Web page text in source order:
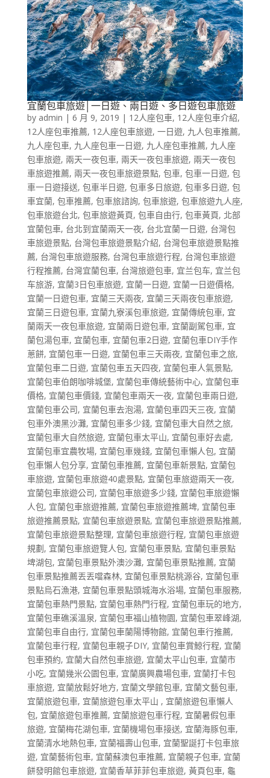
宜蘭包車旅遊│一日遊、兩日遊、多日遊包車旅遊
by admin | 6 月 9, 2019 | 12人座包車, 12人座包車介紹,
12人座包車推薦, 12人座包車旅遊, 一日遊, 九人包車推薦,
九人座包車, 九人座包車一日遊, 九人座包車推薦, 九人座
包車旅遊, 兩天一夜包車, 兩天一夜包車旅遊, 兩天一夜包
車旅遊推薦, 兩天一夜包車旅遊景點, 包車, 包車一日遊, 包
車一日遊接送, 包車半日遊, 包車多日旅遊, 包車多日遊, 包
車宜蘭, 包車推薦, 包車旅諮詢, 包車旅遊, 包車旅遊九人座,
包車旅遊台北, 包車旅遊黃頁, 包車自由行, 包車黃頁, 北部
宜蘭包車, 台北到宜蘭兩天一夜, 台北宜蘭一日遊, 台灣包
車旅遊景點, 台灣包車旅遊景點介紹, 台灣包車旅遊景點推
薦, 台灣包車旅遊服務, 台灣包車旅遊行程, 台灣包車旅遊
行程推薦, 台灣宜蘭包車, 台灣旅遊包車, 宜兰包车, 宜兰包
车旅游, 宜蘭3日包車旅遊, 宜蘭一日遊, 宜蘭一日遊價格,
宜蘭一日遊包車, 宜蘭三天兩夜, 宜蘭三天兩夜包車旅遊,
宜蘭三日遊包車, 宜蘭九寮溪包車旅遊, 宜蘭傳統包車, 宜
蘭兩天一夜包車旅遊, 宜蘭兩日遊包車, 宜蘭副駕包車, 宜
蘭包湯包車, 宜蘭包車, 宜蘭包車2日遊, 宜蘭包車DIY手作
蔥餅, 宜蘭包車一日遊, 宜蘭包車三天兩夜, 宜蘭包車之旅,
宜蘭包車二日遊, 宜蘭包車五天四夜, 宜蘭包車人氣景點,
宜蘭包車伯朗咖啡城堡, 宜蘭包車傳統藝術中心, 宜蘭包車
價格, 宜蘭包車價錢, 宜蘭包車兩天一夜, 宜蘭包車兩日遊,
宜蘭包車公司, 宜蘭包車去泡湯, 宜蘭包車四天三夜, 宜蘭
包車外澳黑沙灘, 宜蘭包車多少錢, 宜蘭包車大自然之旅,
宜蘭包車大自然旅遊, 宜蘭包車太平山, 宜蘭包車好去處,
宜蘭包車宜農牧場, 宜蘭包車幾錢, 宜蘭包車懶人包, 宜蘭
包車懶人包分享, 宜蘭包車推薦, 宜蘭包車新景點, 宜蘭包
車旅遊, 宜蘭包車旅遊40處景點, 宜蘭包車旅遊兩天一夜,
宜蘭包車旅遊公司, 宜蘭包車旅遊多少錢, 宜蘭包車旅遊懶
人包, 宜蘭包車旅遊推薦, 宜蘭包車旅遊推薦埤, 宜蘭包車
旅遊推薦景點, 宜蘭包車旅遊景點, 宜蘭包車旅遊景點推薦,
宜蘭包車旅遊景點整理, 宜蘭包車旅遊行程, 宜蘭包車旅遊
規劃, 宜蘭包車旅遊覽人包, 宜蘭包車景點, 宜蘭包車景點
埤湖包, 宜蘭包車景點外澳沙灘, 宜蘭包車景點推薦, 宜蘭
包車景點推薦丟丟噹森林, 宜蘭包車景點桃源谷, 宜蘭包車
景點烏石漁港, 宜蘭包車景點頭城海水浴場, 宜蘭包車服務,
宜蘭包車熱門景點, 宜蘭包車熱門行程, 宜蘭包車玩的地方,
宜蘭包車礁溪溫泉, 宜蘭包車福山植物園, 宜蘭包車翠峰湖,
宜蘭包車自由行, 宜蘭包車蘭陽博物館, 宜蘭包車行推薦,
宜蘭包車行程, 宜蘭包車親子DIY, 宜蘭包車賞鯨行程, 宜蘭
包車預約, 宜蘭大自然包車旅遊, 宜蘭太平山包車, 宜蘭市
小吃, 宜蘭幾米公園包車, 宜蘭廣興農場包車, 宜蘭打卡包
車旅遊, 宜蘭放鬆好地方, 宜蘭文學館包車, 宜蘭文藝包車,
宜蘭旅遊包車, 宜蘭旅遊包車太平山 , 宜蘭旅遊包車懶人
包, 宜蘭旅遊包車推薦, 宜蘭旅遊包車行程, 宜蘭暑假包車
旅遊, 宜蘭梅花湖包車, 宜蘭機場包車接送, 宜蘭海豚包車,
宜蘭清水地熱包車, 宜蘭福壽山包車, 宜蘭聖誕打卡包車旅
遊, 宜蘭藝術包車, 宜蘭蘇澳包車推薦, 宜蘭親子包車, 宜蘭
餅發明館包車旅遊, 宜蘭香草菲菲包車旅遊, 黃頁包車, 龜